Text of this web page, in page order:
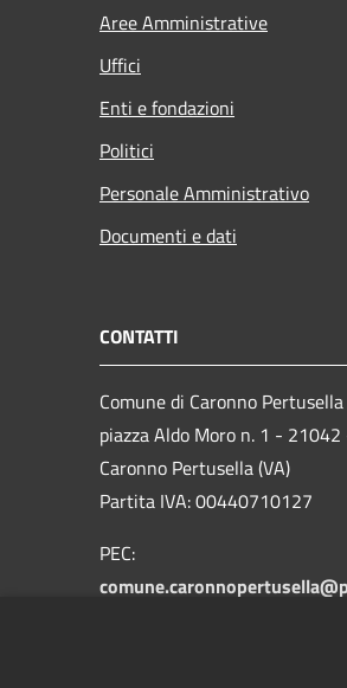
Aree Amministrative
Uffici
Enti e fondazioni
Politici
Personale Amministrativo
Documenti e dati
CONTATTI
Comune di Caronno Pertusella
piazza Aldo Moro n. 1 - 21042
Caronno Pertusella (VA)
Partita IVA: 00440710127
PEC: